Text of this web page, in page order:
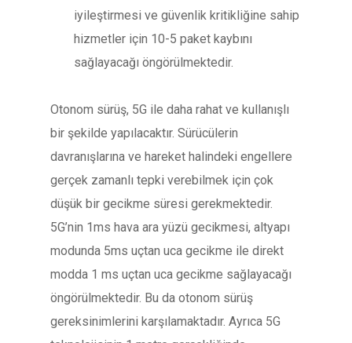
iyileştirmesi ve güvenlik kritikliğine sahip
hizmetler için 10-5 paket kaybını
sağlayacağı öngörülmektedir.
Otonom sürüş, 5G ile daha rahat ve kullanışlı
bir şekilde yapılacaktır. Sürücülerin
davranışlarına ve hareket halindeki engellere
gerçek zamanlı tepki verebilmek için çok
düşük bir gecikme süresi gerekmektedir.
5G’nin 1ms hava ara yüzü gecikmesi, altyapı
modunda 5ms uçtan uca gecikme ile direkt
modda 1 ms uçtan uca gecikme sağlayacağı
öngörülmektedir. Bu da otonom sürüş
gereksinimlerini karşılamaktadır. Ayrıca 5G